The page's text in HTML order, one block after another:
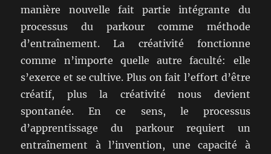
manière nouvelle fait partie intégrante du
processus du parkour comme méthode
d’entraînement. La créativité fonctionne
comme n’importe quelle autre faculté: elle
s’exerce et se cultive. Plus on fait l’effort d’être
créatif, plus la créativité nous devient
spontanée. En ce sens, le processus
d’apprentissage du parkour requiert un
entraînement à l’invention, une capacité à